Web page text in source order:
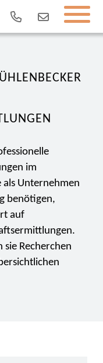
im
als Unternehmen
benötigen,
auf
Recherchen